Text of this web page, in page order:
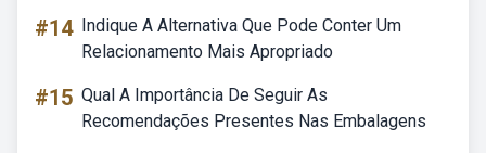
#14 Indique A Alternativa Que Pode Conter Um
Relacionamento Mais Apropriado
#15 Qual A Importância De Seguir As
Recomendações Presentes Nas Embalagens